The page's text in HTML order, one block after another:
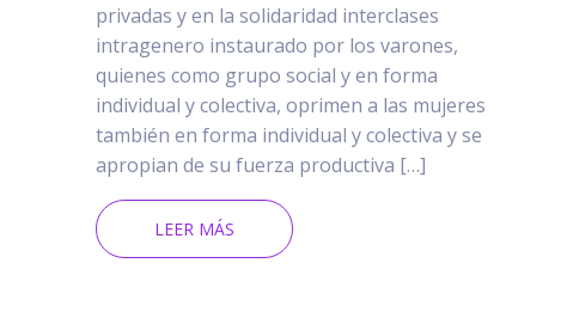
privadas y en la solidaridad interclases
intragenero instaurado por los varones,
quienes como grupo social y en forma
individual y colectiva, oprimen a las mujeres
también en forma individual y colectiva y se
apropian de su fuerza productiva […]
LEER MÁS